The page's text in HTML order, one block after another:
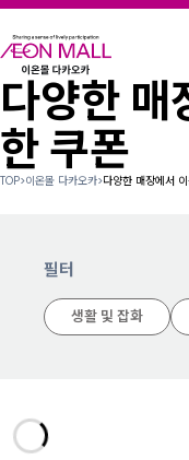
음식 & 음료
매장 & 엔터테인먼트
서비스 안내
층별 안내도
이온몰 검색
다양한 매
한 쿠폰
TOP>이온몰 다카오카>다양한 매장에서
필터
생활 및 잡화